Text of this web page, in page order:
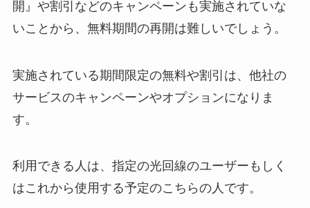
開』や割引などのキャンペーンも実施されていな
いことから、無料期間の再開は難しいでしょう。
実施されている期間限定の無料や割引は、他社の
サービスのキャンペーンやオプションになりま
す。
利用できる人は、指定の光回線のユーザーもしく
はこれから使用する予定のこちらの人です。